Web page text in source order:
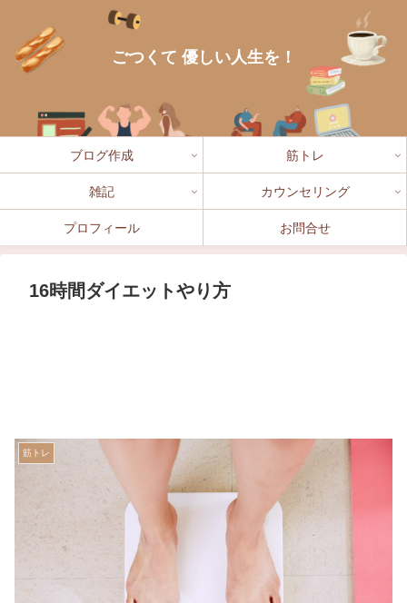
ごつくて 優しい人生を！
ブログ作成 筋トレ
雑記 カウンセリング
プロフィール お問合せ
16時間ダイエットやり方
筋トレ